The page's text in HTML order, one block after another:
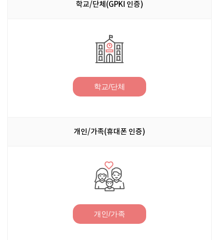
학교/단체(GPKI 인증)
학교/단체
개인/가족(휴대폰 인증)
개인/가족